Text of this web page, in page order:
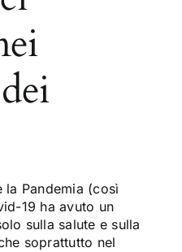
Pandemia (così
19 ha avuto un
sulla salute e sulla
soprattutto nel